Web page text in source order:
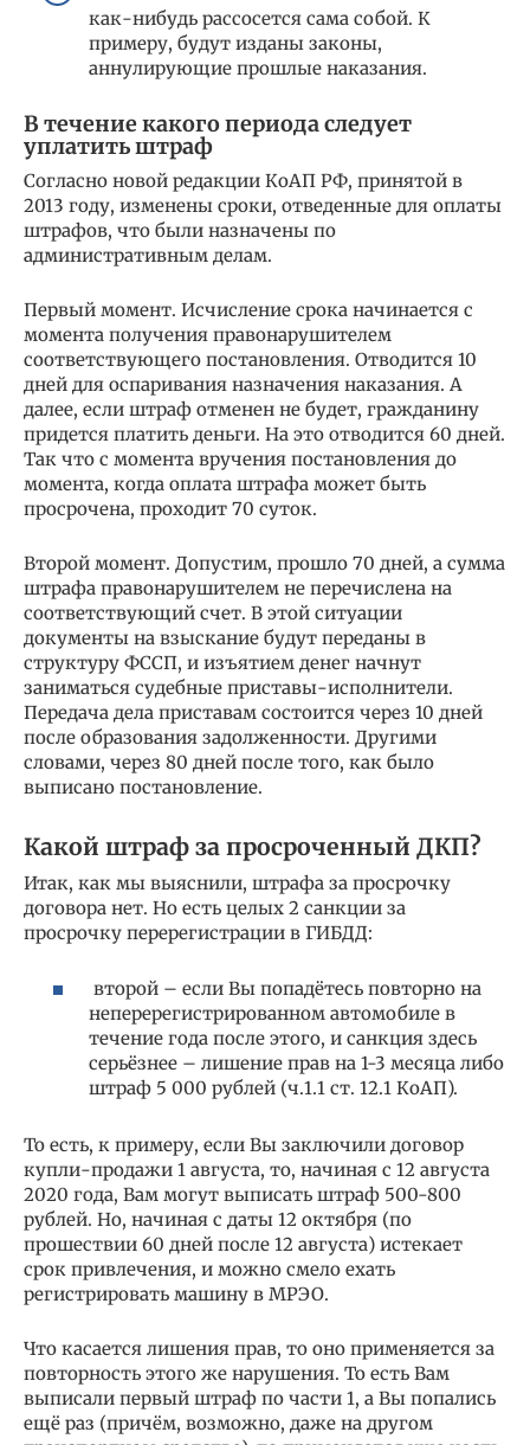
как-нибудь рассосется сама собой. К
примеру, будут изданы законы,
аннулирующие прошлые наказания.
В течение какого периода следует
уплатить штраф
Согласно новой редакции КоАП РФ, принятой в
2013 году, изменены сроки, отведенные для оплаты
штрафов, что были назначены по
административным делам.
Первый момент. Исчисление срока начинается с
момента получения правонарушителем
соответствующего постановления. Отводится 10
дней для оспаривания назначения наказания. А
далее, если штраф отменен не будет, гражданину
придется платить деньги. На это отводится 60 дней.
Так что с момента вручения постановления до
момента, когда оплата штрафа может быть
просрочена, проходит 70 суток.
Второй момент. Допустим, прошло 70 дней, а сумма
штрафа правонарушителем не перечислена на
соответствующий счет. В этой ситуации
документы на взыскание будут переданы в
структуру ФССП, и изъятием денег начнут
заниматься судебные приставы-исполнители.
Передача дела приставам состоится через 10 дней
после образования задолженности. Другими
словами, через 80 дней после того, как было
выписано постановление.
Какой штраф за просроченный ДКП?
Итак, как мы выяснили, штрафа за просрочку
договора нет. Но есть целых 2 санкции за
просрочку перерегистрации в ГИБДД:
второй – если Вы попадётесь повторно на
неперерегистрированном автомобиле в
течение года после этого, и санкция здесь
серьёзнее – лишение прав на 1-3 месяца либо
штраф 5 000 рублей (ч.1.1 ст. 12.1 КоАП).
То есть, к примеру, если Вы заключили договор
купли-продажи 1 августа, то, начиная с 12 августа
2020 года, Вам могут выписать штраф 500-800
рублей. Но, начиная с даты 12 октября (по
прошествии 60 дней после 12 августа) истекает
срок привлечения, и можно смело ехать
регистрировать машину в МРЭО.
Что касается лишения прав, то оно применяется за
повторность этого же нарушения. То есть Вам
выписали первый штраф по части 1, а Вы попались
ещё раз (причём, возможно, даже на другом